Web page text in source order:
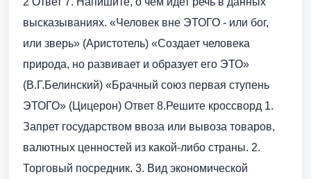
высказываниях. «Человек вне ЭТОГО - или бог,
или зверь» (Аристотель) «Создает человека
природа, но развивает и образует его ЭТО»
(В.Г.Белинский) «Брачный союз первая ступень
ЭТОГО» (Цицерон) Ответ 8.Решите кроссворд 1.
Запрет государством ввоза или вывоза товаров,
валютных ценностей из какой-либо страны. 2.
Торговый посредник. 3. Вид экономической